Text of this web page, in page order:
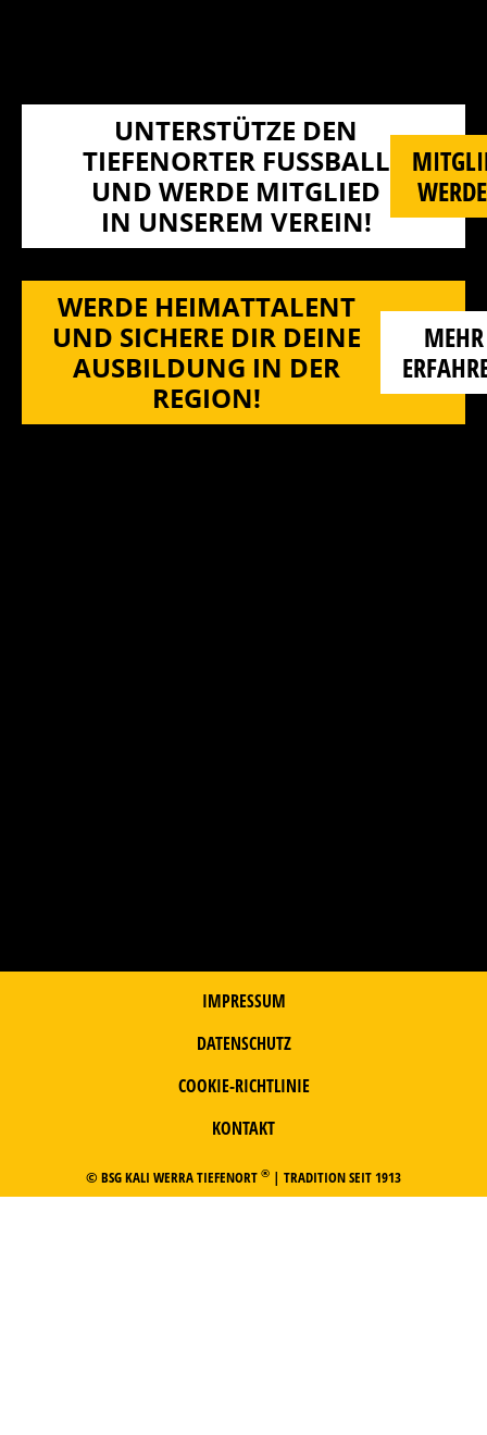
UNTERSTÜTZE DEN
TIEFENORTER FUSSBALL U
ND WERDE MITGLIED I
N UNSEREM VEREIN!
WERDE HEIMATTALENT
UND SICHERE DIR DEINE
AUSBILDUNG IN DER
REGION!
MEHR
IMPRESSUM
DATENSCHUTZ
COOKIE-RICHTLINIE
KONTAKT
© BSG KALI WERRA TIEFENORT ® | TRADITION SEIT 1913